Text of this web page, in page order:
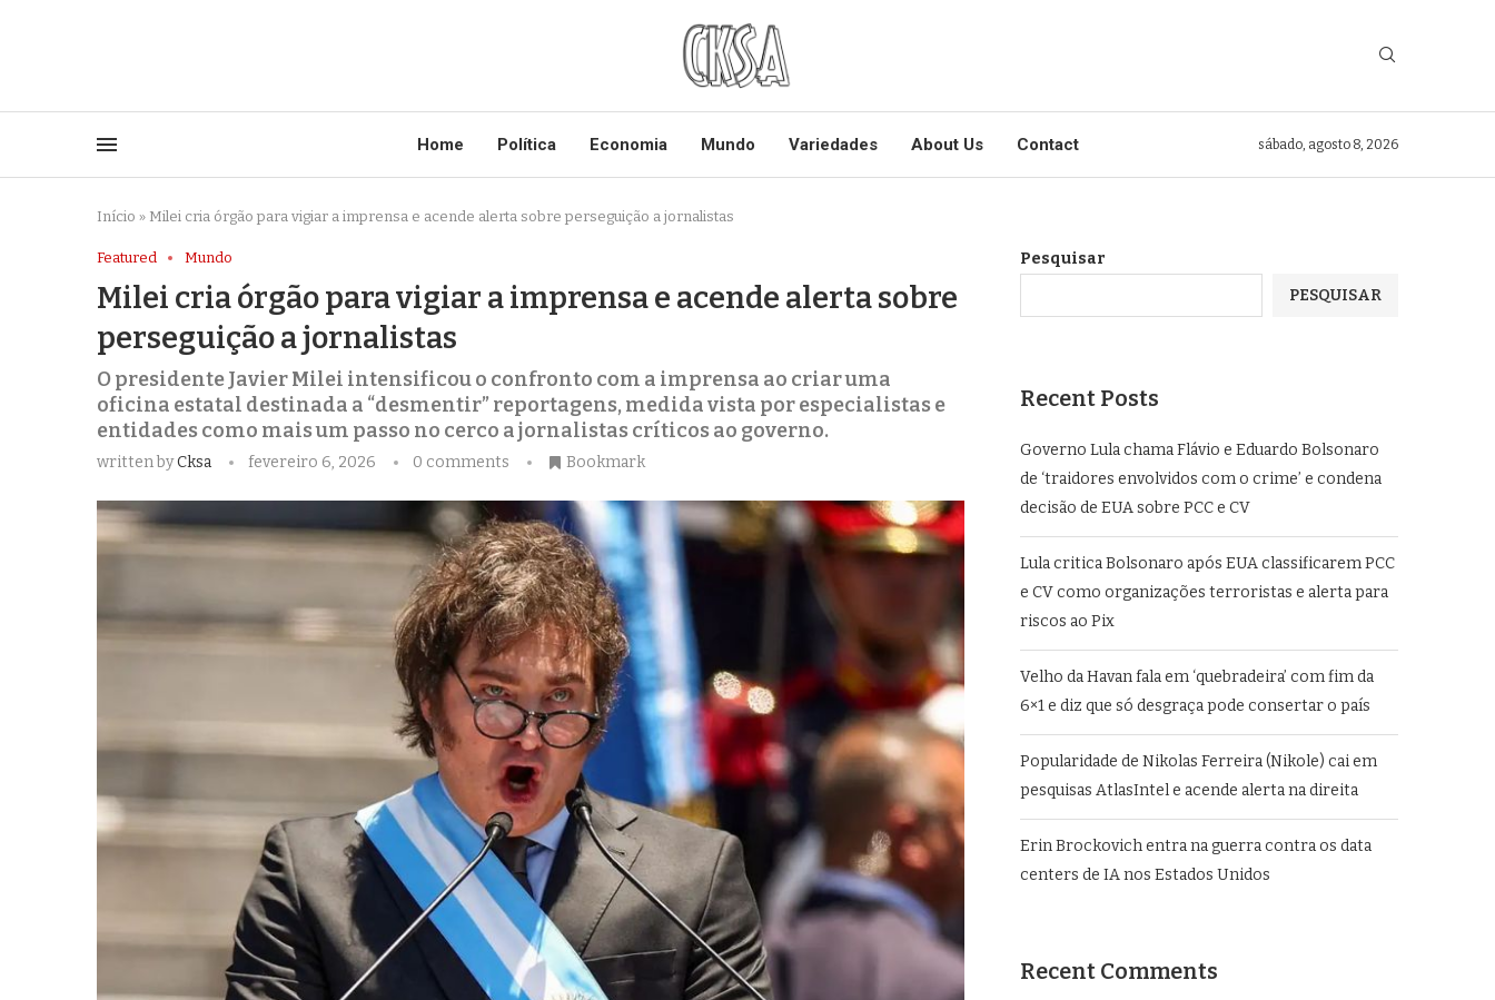
Home Política Economia Mundo Variedades About Us Contact sábado, agosto 8, 2026
Início » Milei cria órgão para vigiar a imprensa e acende alerta sobre perseguição a jornalistas
Featured Mundo
Milei cria órgão para vigiar a imprensa e acende alerta sobre
perseguição a jornalistas
O presidente Javier Milei intensificou o confronto com a imprensa ao criar uma
oficina estatal destinada a “desmentir” reportagens, medida vista por especialistas e
entidades como mais um passo no cerco a jornalistas críticos ao governo.
written byCksa fevereiro 6, 2026 0 comments Bookmark
Pesquisar
PESQUISAR
Recent Posts
Governo Lula chama Flávio e Eduardo Bolsonaro
de ‘traidores envolvidos com o crime’ e condena
decisão de EUA sobre PCC e CV
Lula critica Bolsonaro após EUA classificarem PCC
e CV como organizações terroristas e alerta para
riscos ao Pix
Velho da Havan fala em ‘quebradeira’ com fim da
6×1 e diz que só desgraça pode consertar o país
Popularidade de Nikolas Ferreira (Nikole) cai em
pesquisas AtlasIntel e acende alerta na direita
Erin Brockovich entra na guerra contra os data
centers de IA nos Estados Unidos
Recent Comments